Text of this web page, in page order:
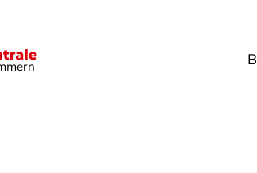
Lebensmittel